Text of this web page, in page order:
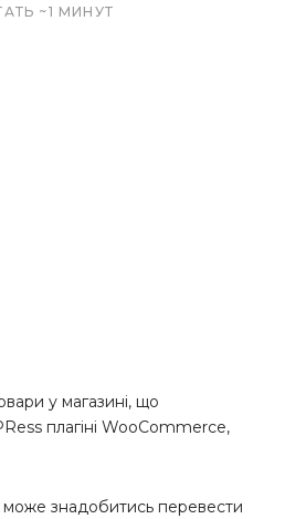
~1 МИНУТ
у магазині, що
плагіні WooCommerce,
знадобитись перевести